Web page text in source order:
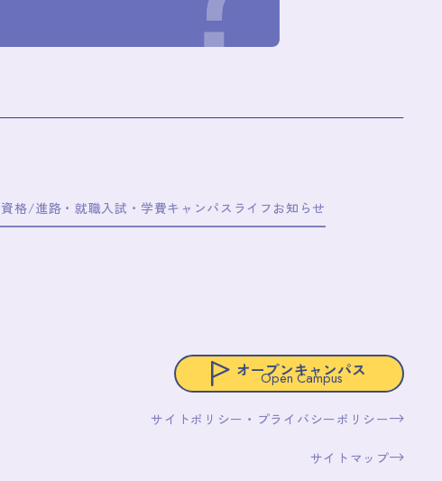
資格/進路・就職入試・学費キャンパスライフ お知らせ
オープンキャンパス
Open Campus
サイトポリシー・プライバシーポリシー
サイトマップ